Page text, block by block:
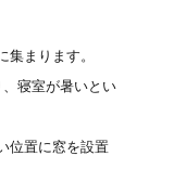
まります。
寝室が暑いとい
位置に窓を設置